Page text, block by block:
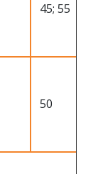
45; 55
50